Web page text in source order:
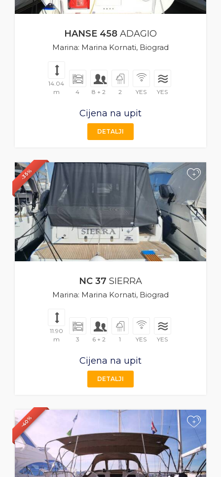
HANSE 458 ADAGIO
Marina: Marina Kornati, Biograd
14.04
m
4 8 + 2 2 YES YES
Cijena na upit
DETALJI
-35% +
NC 37 SIERRA
Marina: Marina Kornati, Biograd
11.90
m
3 6 + 2 1 YES YES
Cijena na upit
DETALJI
-40% +